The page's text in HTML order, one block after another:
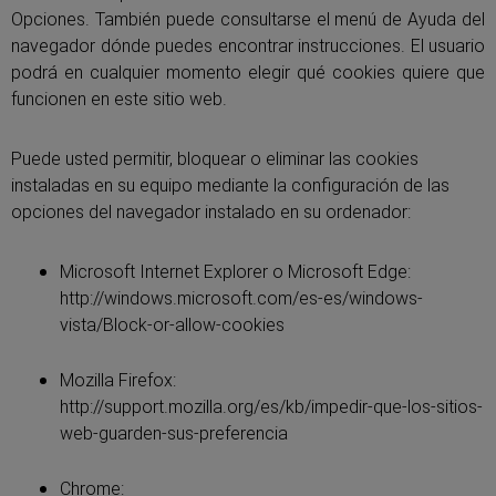
Opciones. También puede consultarse el menú de Ayuda del
navegador dónde puedes encontrar instrucciones. El usuario
podrá en cualquier momento elegir qué cookies quiere que
funcionen en este sitio web.
Puede usted permitir, bloquear o eliminar las cookies
instaladas en su equipo mediante la configuración de las
opciones del navegador instalado en su ordenador:
Microsoft Internet Explorer o Microsoft Edge:
http://windows.microsoft.com/es-es/windows-
vista/Block-or-allow-cookies
Mozilla Firefox:
http://support.mozilla.org/es/kb/impedir-que-los-sitios-
web-guarden-sus-preferencia
Chrome: